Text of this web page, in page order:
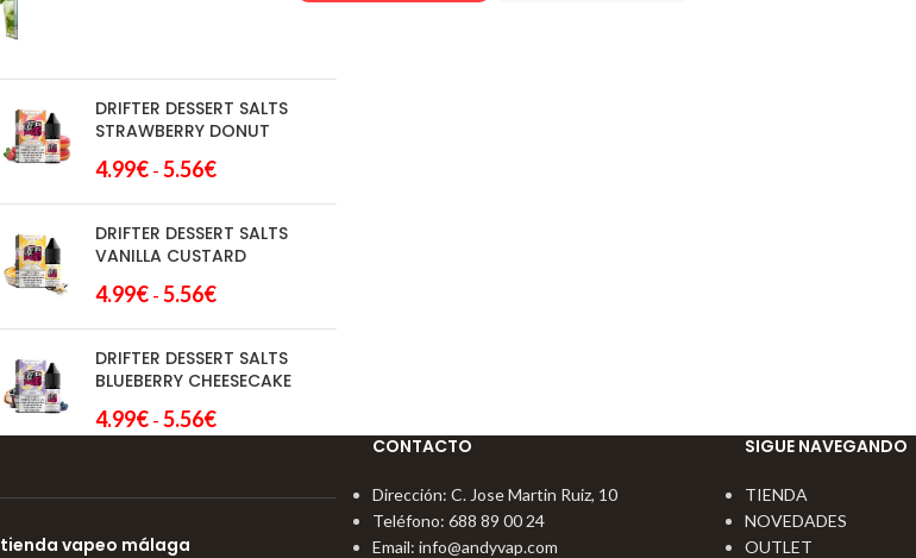
DRIFTER DESSERT SALTS
STRAWBERRY DONUT
4.99€ - 5.56€
DRIFTER DESSERT SALTS
VANILLA CUSTARD
4.99€ - 5.56€
DRIFTER DESSERT SALTS
BLUEBERRY CHEESECAKE
4.99€ - 5.56€
tienda vapeo málaga
CONTACTO
Dirección: C. Jose Martin Ruiz, 10
Teléfono: 688 89 00 24
Email: info@andyvap.com
SIGUE NAVEGANDO
TIENDA
NOVEDADES
OUTLET